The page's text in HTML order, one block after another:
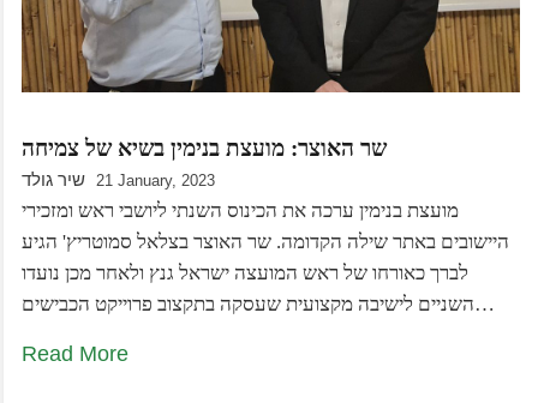
שר האוצר: מועצת בנימין בשיא של צמיחה
שיר גולד 21 January, 2023
מועצת בנימין ערכה את הכינוס השנתי ליושבי ראש ומזכירי
היישובים באתר שילה הקדומה. שר האוצר בצלאל סמוטריץ' הגיע
לברך כאורחו של ראש המועצה ישראל גנץ ולאחר מכן נועדו
השניים לישיבה מקצועית שעסקה בתקצוב פרוייקט הכבישים…
Read More